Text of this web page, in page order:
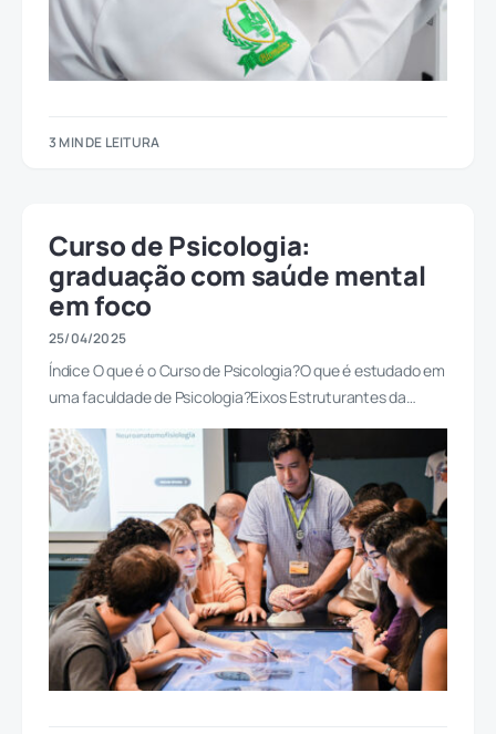
3 MIN DE LEITURA
Curso de Psicologia:
graduação com saúde mental
em foco
25/04/2025
Índice O que é o Curso de Psicologia?O que é estudado em
uma faculdade de Psicologia?Eixos Estruturantes da…